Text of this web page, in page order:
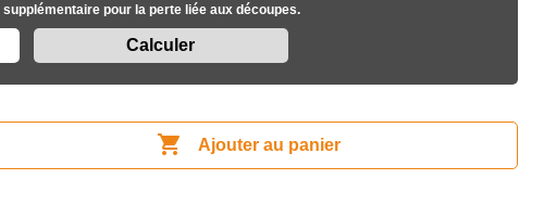
pour la perte liée aux découpes.
 Ajouter au panier